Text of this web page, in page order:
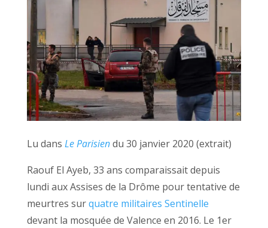
Lu dans Le Parisiendu 30 janvier 2020 (extrait)
Raouf El Ayeb, 33 ans comparaissait depuis
lundi aux Assises de la Drôme pour tentative de
meurtres surquatre militaires Sentinelle
devant la mosquée de Valence en 2016. Le 1er